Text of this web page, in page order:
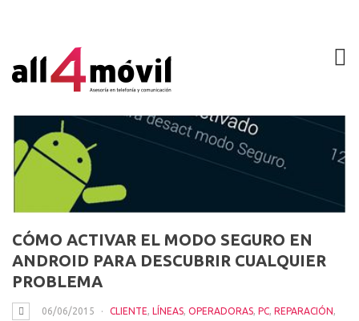
CÓMO ACTIVAR EL MODO SEGURO EN
ANDROID PARA DESCUBRIR CUALQUIER
PROBLEMA
06/06/2015 CLIENTE LÍNEAS OPERADORAS PC REPARACIÓN